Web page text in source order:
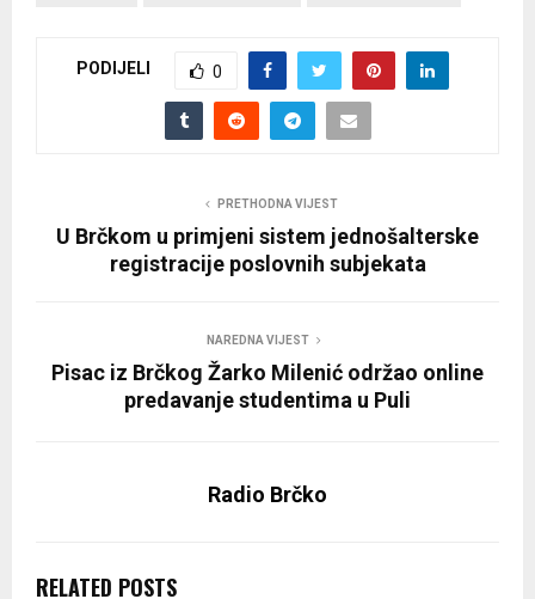
PODIJELI 0
PRETHODNA VIJEST
U Brčkom u primjeni sistem jednošalterske
registracije poslovnih subjekata
NAREDNA VIJEST
Pisac iz Brčkog Žarko Milenić održao online
predavanje studentima u Puli
Radio Brčko
RELATED POSTS